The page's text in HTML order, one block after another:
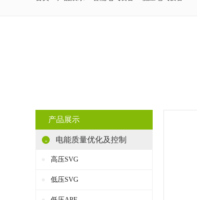
产品展示
- 电能质量优化及控制
高压SVG
低压SVG